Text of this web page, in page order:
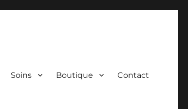
Soins Boutique Contact